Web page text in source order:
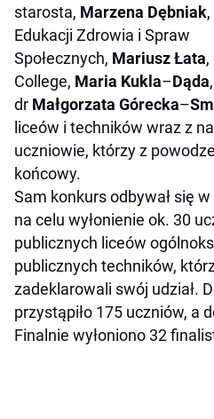
starosta, Marzena Dębniak
Edukacji Zdrowia i Spraw
Społecznych, MariuszŁata
College, Maria Kukla–Dąda
dr Małgorzata Górecka–
liceów i techników wraz z
uczniowie, którzy z
końcowy.
Sam konkurs odbywał się
na celu wyłonienie ok. 30
publicznych liceów
publicznych techników,
zadeklarowali swój udział.
przystąpiło 175 uczniów, a
Finalnie wyłoniono 32